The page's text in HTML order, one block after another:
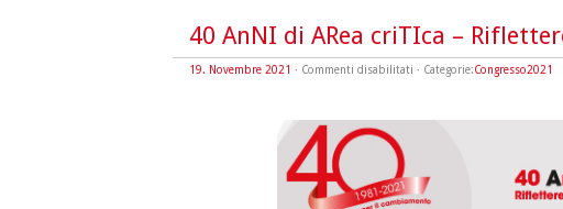
40 AnNI di ARea criTIca –
19. Novembre 2021 · Commenti disabilitati su
per
costruire
il
· Categorie:Congresso2021